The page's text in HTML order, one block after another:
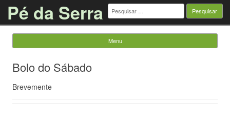
Pé da Serra Pesquisar
por:
Menu
Bolo do Sábado
Brevemente